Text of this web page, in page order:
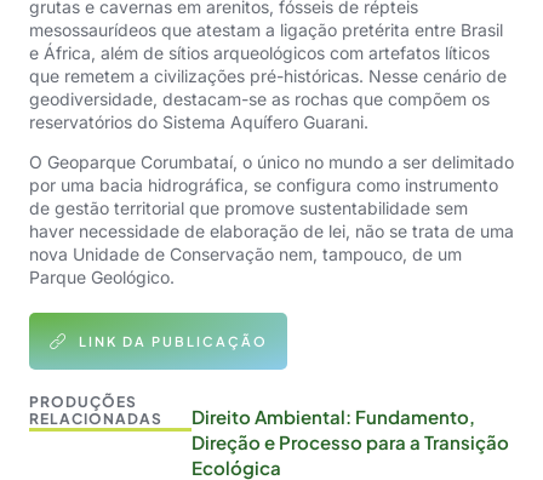
grutas e cavernas em arenitos, fósseis de répteis
mesossaurídeos que atestam a ligação pretérita entre Brasil
e África, além de sítios arqueológicos com artefatos líticos
que remetem a civilizações pré-históricas. Nesse cenário de
geodiversidade, destacam-se as rochas que compõem os
reservatórios do Sistema Aquífero Guarani.
O Geoparque Corumbataí, o único no mundo a ser delimitado
por uma bacia hidrográfica, se configura como instrumento
de gestão territorial que promove sustentabilidade sem
haver necessidade de elaboração de lei, não se trata de uma
nova Unidade de Conservação nem, tampouco, de um
Parque Geológico.
LINK DA PUBLICAÇÃO
PRODUÇÕES
RELACIONADAS
Direito Ambiental: Fundamento,
Direção e Processo para a Transição
Ecológica